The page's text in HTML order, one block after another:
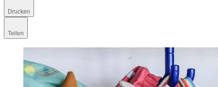
Drucken
Teilen